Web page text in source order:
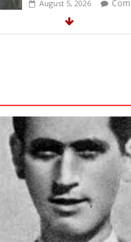
August 5, 2026
e invalidëve në Fushë
Çlirimtari Agron
në atdhe të shoqerisë
August 3, 2026
Postim me vlera nga
Mimoza Gjoni